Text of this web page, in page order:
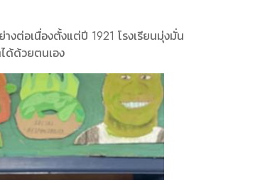
งต่อเนื่องตั้งแต่ปี 1921 โรงเรียนมุ่งมั่น
ด้ด้วยตนเอง